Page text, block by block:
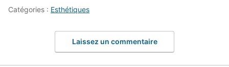
Catégories : Esthétiques
Laissez un commentaire